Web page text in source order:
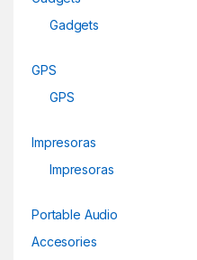
Gadgets
GPS
GPS
Impresoras
Impresoras
Portable Audio
Accesories